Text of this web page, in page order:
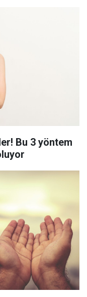
Bu 3 yöntem